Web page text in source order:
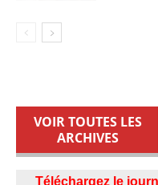
VOIR TOUTES LES
ARCHIVES